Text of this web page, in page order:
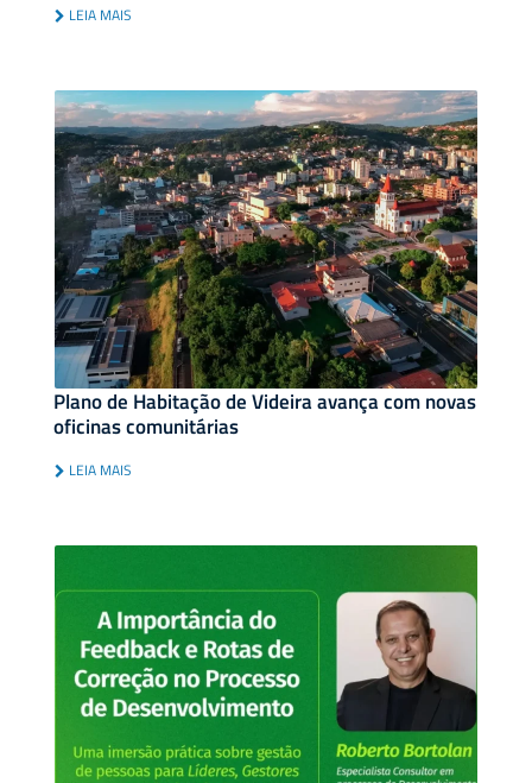
LEIA MAIS
Plano de Habitação de Videira avança com novas
oficinas comunitárias
LEIA MAIS